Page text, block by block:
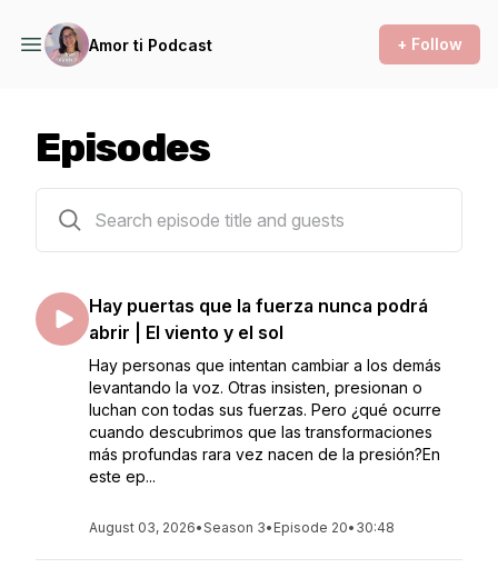
Amor ti Podcast + Follow
Episodes
Hay puertas que la fuerza nunca podrá
abrir | El viento y el sol
Hay personas que intentan cambiar a los demás
levantando la voz. Otras insisten, presionan o
luchan con todas sus fuerzas. Pero ¿qué ocurre
cuando descubrimos que las transformaciones
más profundas rara vez nacen de la presión?En
este ep...
August 03, 2026•Season 3• Episode 20• 30:48